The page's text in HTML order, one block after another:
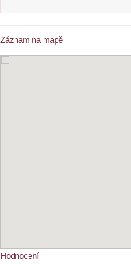
Záznam na mapě
Hodnocení